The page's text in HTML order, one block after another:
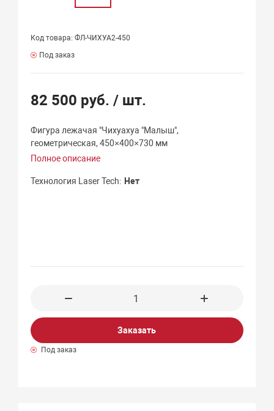
Код товара: ФЛ-ЧИХУА2-450
Под заказ
82 500 руб./ шт.
Фигура лежачая "Чихуахуа "Малыш",
геометрическая, 450×400×730 мм
Полное описание
Технология Laser Tech Нет
Заказать
Под заказ